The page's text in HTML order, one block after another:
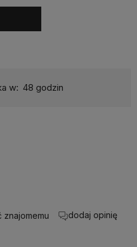
w: 48 godzin
znajomemu dodaj opinię